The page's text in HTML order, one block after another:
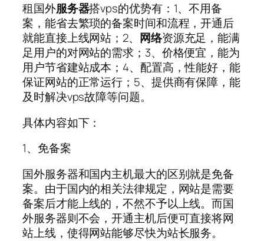
租国外服务器搭vps的优势有：1、不用备
案，能省去繁琐的备案时间和流程，开通后
就能直接上线网站；2、 网络资源充足，能满
足用户的对网站的需求；3、价格便宜，能为
用户节省建站成本；4、配置高，性能好，能
保证网站的正常运行；5、提供商有保障，能
及时解决vps故障等问题。
具体内容如下：
1、免备案
国外服务器和国内主机最大的区别就是免备
案。由于国内的相关法律规定，网站是需要
备案后才能上线的，不然不予以上线。而国
外服务器则不会，开通主机后便可直接将网
站上线，使得网站能够尽快为站长服务。